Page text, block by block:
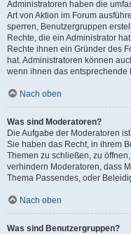
Administratoren haben die
Art von Aktion im Forum
sperren, Benutzergruppen
Rechte, die ein Administrator
Rechte ihnen ein Gründer des
hat. Administratoren können
wenn ihnen das entsprechende
Nach oben
Was sind Moderatoren?
Die Aufgabe der Moderatoren
Sie haben das Recht, in ihrem
Themen zu schließen, zu
verhindern Moderatoren, dass
Thema Passendes, oder
Nach oben
Was sind Benutzergruppen?